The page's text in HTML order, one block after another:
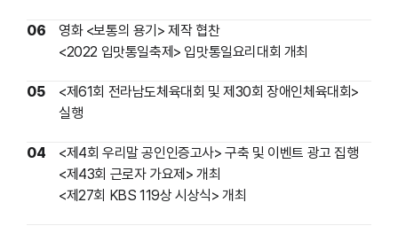
06
영화 <보통의 용기> 제작 협찬
<2022 입맛통일축제> 입맛통일요리대회 개최
05
<제61회 전라남도체육대회 및 제30회 장애인체육대회>
실행
04
<제4회 우리말 공인인증고사> 구축 및 이벤트 광고 집행
<제43회 근로자 가요제> 개최
<제27회 KBS 119상 시상식> 개최